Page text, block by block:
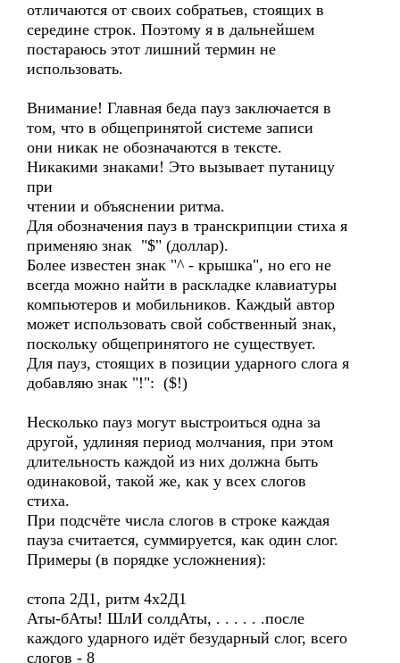
отличаются от своих собратьев, стоящих в
середине строк. Поэтому я в дальнейшем
постараюсь этот лишний термин не
использовать.
Внимание! Главная беда пауз заключается в
том, что в общепринятой системе записи
они никак не обозначаются в тексте.
Никакими знаками! Это вызывает путаницу
при
чтении и объяснении ритма.
Для обозначения пауз в транскрипции стиха я
применяю знак "$" (доллар).
Более известен знак "^ - крышка", но его не
всегда можно найти в раскладке клавиатуры
компьютеров и мобильников. Каждый автор
может использовать свой собственный знак,
поскольку общепринятого не существует.
Для пауз, стоящих в позиции ударного слога я
добавляю знак "!": ($!)
Несколько пауз могут выстроиться одна за
другой, удлиняя период молчания, при этом
длительность каждой из них должна быть
одинаковой, такой же, как у всех слогов
стиха.
При подсчёте числа слогов в строке каждая
пауза считается, суммируется, как один слог.
Примеры (в порядке усложнения):
стопа 2Д1, ритм 4х2Д1
Аты-бАты! ШлИ солдАты, . . . . . .после
каждого ударного идёт безударный слог, всего
слогов - 8